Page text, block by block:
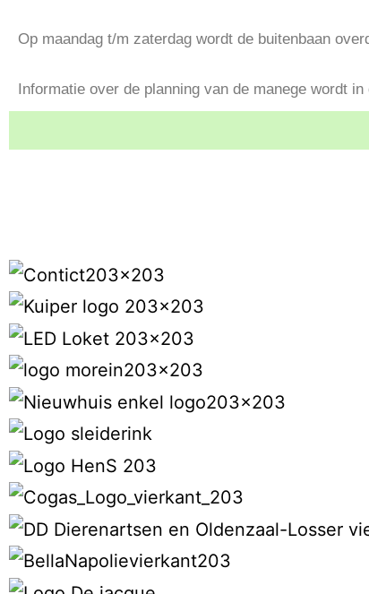
Op maandag t/m zaterdag wordt de buitenbaan
Informatie over de planning van de manege wordt